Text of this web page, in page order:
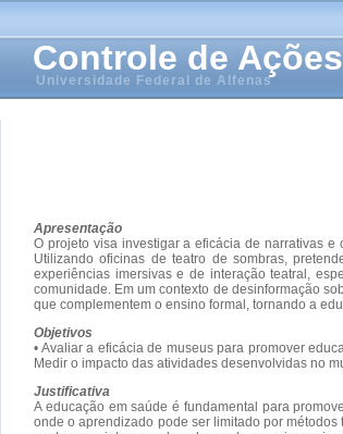
Controle de
Universidade Federal de Alfenas
Apresentação
O projeto visa investigar a eficácia de narrativas
Utilizando oficinas de teatro de sombras,
experiências imersivas e de interação teatral,
comunidade. Em um contexto de desinformação
que complementem o ensino formal, tornando a
Objetivos
• Avaliar a eficácia de museus para promover
Medir o impacto das atividades desenvolvidas no
Justificativa
A educação em saúde é fundamental para
onde o aprendizado pode ser limitado por